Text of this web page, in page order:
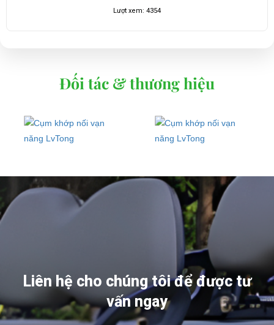
Lượt xem: 4354
Đối tác & thương hiệu
Liên hệ cho chúng tôi để được tư
vấn ngay